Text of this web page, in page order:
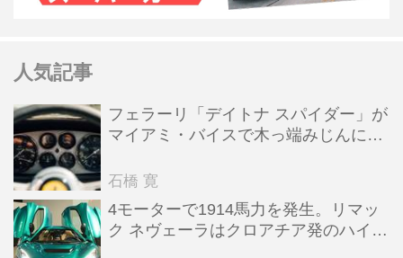
人気記事
フェラーリ「デイトナ スパイダー」が
マイアミ・バイスで木っ端みじんにな
石橋 寛
4モーターで1914馬力を発生。リマッ
ク ネヴェーラはクロアチア発のハイパ